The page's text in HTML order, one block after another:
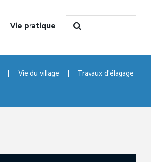
Vie pratique
Vie du village
Travaux d'élagage